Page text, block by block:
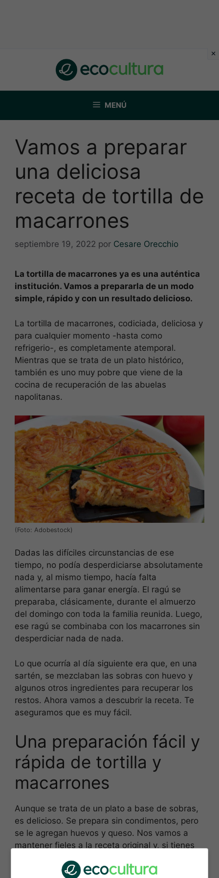
MENÚ
Vamos a preparar
una deliciosa
receta de tortilla de
macarrones
septiembre 19, 2022 por Cesare Orecchio
La tortilla de macarrones ya es una auténtica
institución. Vamos a prepararla de un modo
simple, rápido y con un resultado delicioso.
La tortilla de macarrones, codiciada, deliciosa y
para cualquier momento -hasta como
refrigerio-, es completamente atemporal.
Mientras que se trata de un plato histórico,
también es uno muy pobre que viene de la
cocina de recuperación de las abuelas
napolitanas.
(Foto: Adobestock)
Dadas las difíciles circunstancias de ese
tiempo, no podía desperdiciarse absolutamente
nada y, al mismo tiempo, hacía falta
alimentarse para ganar energía. El ragú se
preparaba, clásicamente, durante el almuerzo
del domingo con toda la familia reunida. Luego,
ese ragú se combinaba con los macarrones sin
desperdiciar nada de nada.
Lo que ocurría al día siguiente era que, en una
sartén, se mezclaban las sobras con huevo y
algunos otros ingredientes para recuperar los
restos. Ahora vamos a descubrir la receta. Te
aseguramos que es muy fácil.
Una preparación fácil y
rápida de tortilla y
macarrones
Aunque se trata de un plato a base de sobras,
es delicioso. Se prepara sin condimentos, pero
se le agregan huevos y queso. Nos vamos a
mantener fieles a la receta original y, si tienes
Esto es lo que vas a necesitar: